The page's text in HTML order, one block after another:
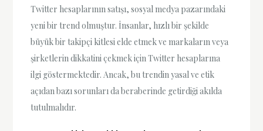
Twitter hesaplarının satışı, sosyal medya pazarındaki
yeni bir trend olmuştur. İnsanlar, hızlı bir şekilde
büyük bir takipçi kitlesi elde etmek ve markaların veya
şirketlerin dikkatini çekmek için Twitter hesaplarına
ilgi göstermektedir. Ancak, bu trendin yasal ve etik
açıdan bazı sorunları da beraberinde getirdiği akılda
tutulmalıdır.